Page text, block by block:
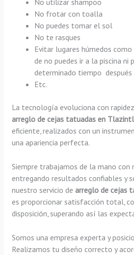
No frotar con toalla
No puedes tomar el sol
No te rasques
Evitar lugares húmedos
de no puedes ir a la piscina ni
determinado tiempo
Etc.
La tecnología evoluciona con
arreglo de cejas tatuadas en
eficiente, realizados con un
una apariencia perfecta.
Siempre trabajamos de la mano con
entregando resultados confiables y
nuestro servicio de arreglo de cejas
es proporcionar satisfacción total,
disposición, superando así las
Somos una empresa experta y
Realizamos tu diseño correcto y